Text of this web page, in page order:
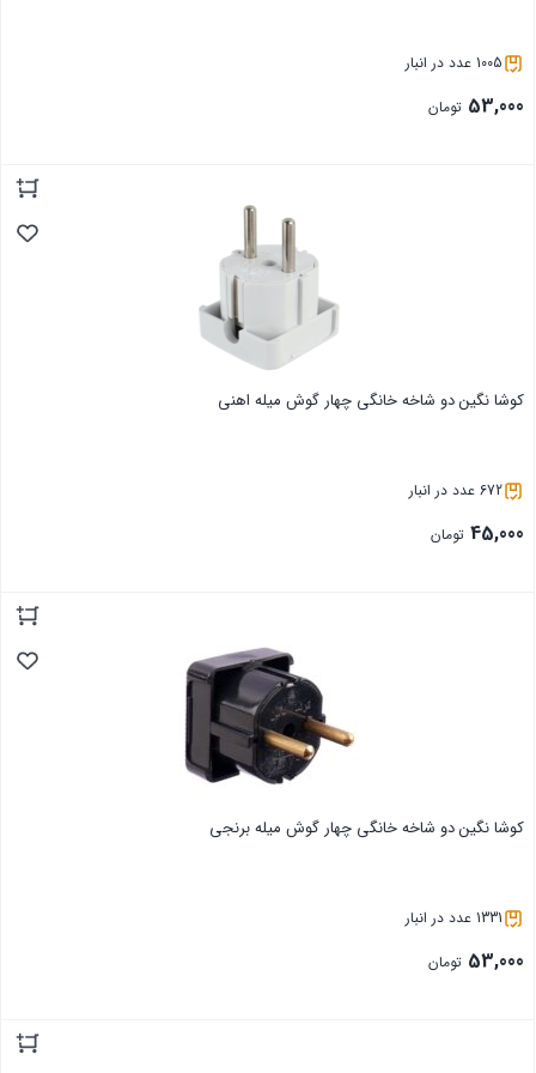
1005 عدد در انبار
53,000 تومان
کوشا نگین دو شاخه خانگی چهار گوش میله اهنی
672 عدد در انبار
45,000 تومان
کوشا نگین دو شاخه خانگی چهار گوش میله برنجی
1331 عدد در انبار
53,000 تومان